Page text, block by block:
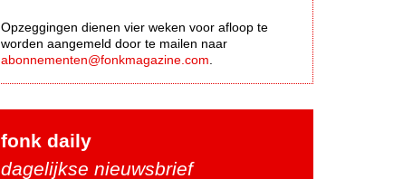
Opzeggingen dienen vier weken voor afloop te
worden aangemeld door te mailen naar
abonnementen@fonkmagazine.com
fonk daily
dagelijkse nieuwsbrief